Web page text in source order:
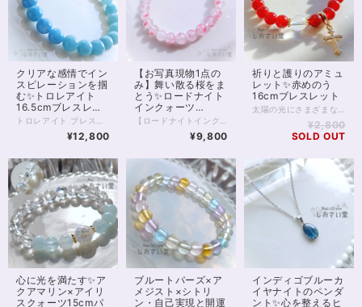
クリアな感情でイン
スピレーションを掴
む✨トロレアイト
16.5cmブレスレッ
ト
¥12,800
【お写真現物1点の
み】舞い散る桜をま
とう✨ロードナイト
インクォーツ
16.5cmブレスレッ
¥9,800
祈りと護りのアミュ
レット✨赤めのう
16cmブレスレット
¥2,800
SOLD OUT
心に光を満たす✨ア
クアマリン×アイリ
スクォーツ15cmパ
ブルートパーズ×ア
メジスト×シトリ
ン・自己実現と開運
インディゴブルーカ
イヤナイトのペンダ
ント✨心を整えるヒ